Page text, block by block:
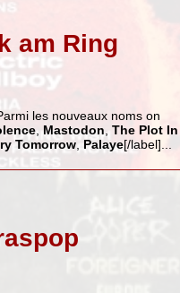
am Ring
les nouveaux noms on
, Mastodon The Plot In
Tomorrow, Palaye[/label]...